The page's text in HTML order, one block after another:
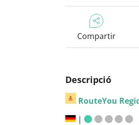
Compartir
Descripció
RouteYou
|